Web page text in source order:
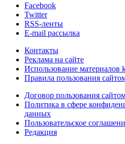
Facebook
Twitter
RSS-ленты
E-mail рассылка
Контакты
Реклама на сайте
Использование материалов
Правила пользования
Договор пользования
Политика в сфере
данных
Пользовательское
Редакция